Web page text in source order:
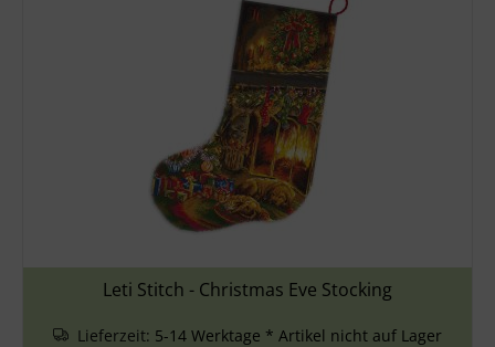
Leti Stitch - Christmas Eve Stocking
Lieferzeit: 5-14 Werktage * Artikel nicht auf Lager